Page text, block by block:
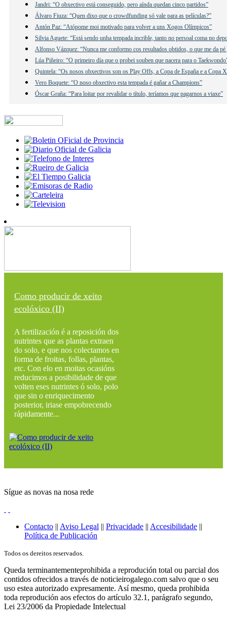
Jandri: “O obxectivo está conseguido, pero aínda quedan cinco partidos”
Álvaro Fiuza: “Quen dixo que o crowdfunding só vale para as películas?”
Antón Paz: “Atópome moi motivado para volver a uns Xogos Olímpicos”
Silvia Aguete: “Está sendo unha tempada incrible, tanto no persoal coma no
Alfonso Vázquez: “Nunca me conformo cos resultados obtidos, o que me da
Lúa Piñeiro: “O primeiro día que o probei souben que nacera para o
Quintela: “Os nosos obxectivos son os Play Offs, a Copa de España e a Copa
Vero Boquete: “O noso obxectivo esta tempada é gañar a Champions”
Óscar Graña: “Para loitar por revalidar o título, teríamos que pagarnos a viaxe”
Como producir de xeito
ecolóxico (II)
A fertilización é a reposición dos
nutrintes que as plantas extraen
do solo, e que nos colectamos en
forma de froitas, follas, plantas,
etc. Con elo en moitas ocasións
reducimos a posibilidade de que
volten eses nutrintes ó solo, polo
que sin o enriquecimento
posterior, iriase empobrecendo
rápidamente...
Sígue as novas na nosa rede
Contacto || Aviso Legal || Privacidade || Accesibilidade ||
Política de Publicación
Todos os dereitos reservados.
Queda terminantementeprohibida a reprodución total ou parcial dos
contidos ofrecidos a través de noticieirogalego.com salvo que o seu
uso estea autorizado expresamente. Así mesmo, queda prohibida
toda reprodución aos efectos do artículo 32.1, parágrafo segundo,
Lei 23/2006 da Propiedade Intelectual